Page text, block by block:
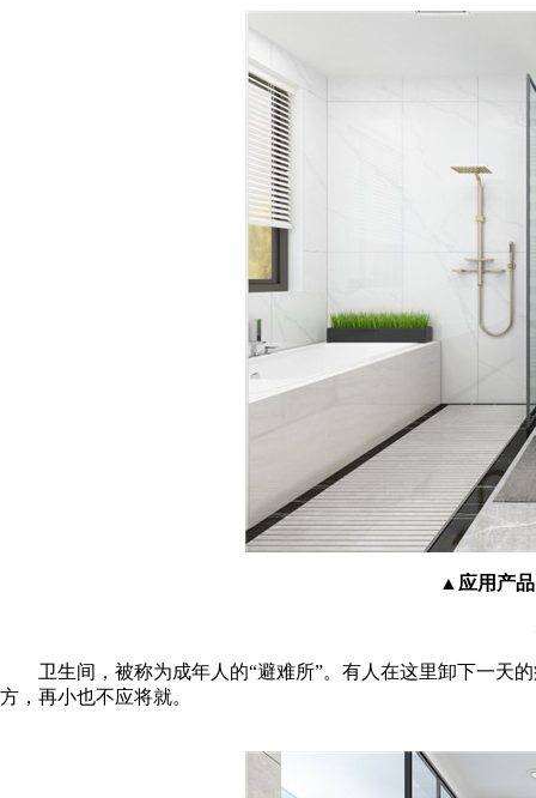
▲应用产品
卫生间，被称为成年人的“避难所”。有人在这里卸下一天的
方，再小也不应将就。